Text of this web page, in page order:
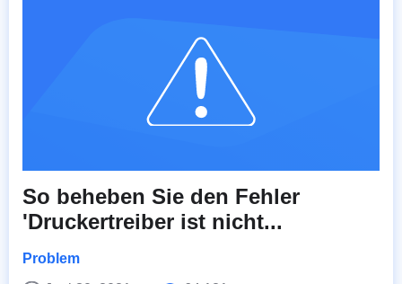
So beheben Sie den Fehler
'Druckertreiber ist nicht...
Problem